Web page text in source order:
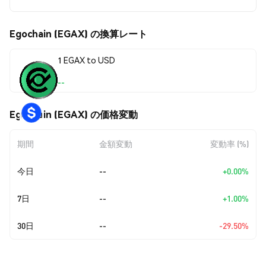
Egochain (EGAX) の換算レート
1 EGAX to USD
--
Egochain (EGAX) の価格変動
期間 金額変動 変動率 (%)
今日 -- +0.00%
7日 -- +1.00%
30日 -- -29.50%